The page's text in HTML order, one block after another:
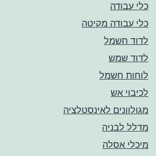
כלי עבודה
כלי עבודה מקיטה
לדוד חשמל
לדוד שמש
לוחות חשמל
לכיבוי אש
מגולוונים לאינסטלציה
מדלל לבניה
מיכלי אסלה